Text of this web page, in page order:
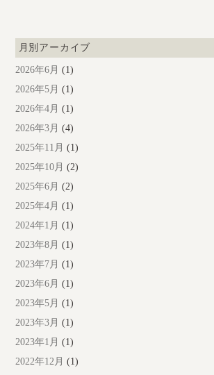
月別アーカイブ
2026年6月 (1)
2026年5月 (1)
2026年4月 (1)
2026年3月 (4)
2025年11月 (1)
2025年10月 (2)
2025年6月 (2)
2025年4月 (1)
2024年1月 (1)
2023年8月 (1)
2023年7月 (1)
2023年6月 (1)
2023年5月 (1)
2023年3月 (1)
2023年1月 (1)
2022年12月 (1)